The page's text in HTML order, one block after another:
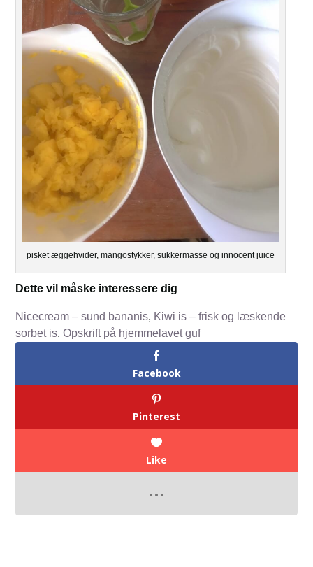
pisket æggehvider, mangostykker, sukkermasse og innocent juice
Dette vil måske interessere dig
Nicecream – sund bananis, Kiwi is – frisk og læskende
sorbet is,Opskrift på hjemmelavet guf
Facebook
Pinterest
Like